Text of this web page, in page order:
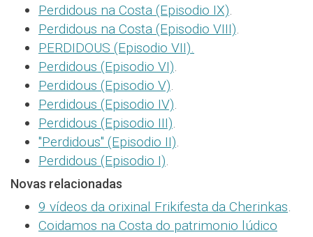
Perdidous na Costa (Episodio IX).
Perdidous na Costa (Episodio VIII).
PERDIDOUS (Episodio VII).
Perdidous (Episodio VI).
Perdidous (Episodio V).
Perdidous (Episodio IV).
Perdidous (Episodio III).
"Perdidous" (Episodio II).
Perdidous (Episodio I).
Novas relacionadas
9 vídeos da orixinal Frikifesta da Cherinkas.
Coidamos na Costa do patrimonio lúdico